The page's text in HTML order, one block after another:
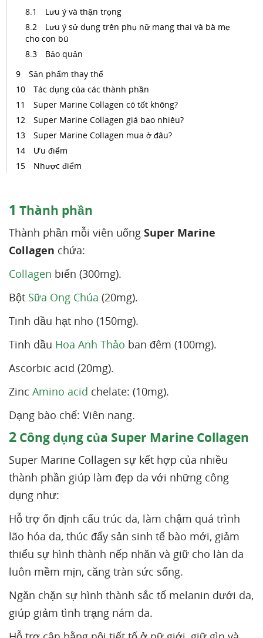
Lưu ý và thận trọng
Lưu ý sử dụng trên phụ nữ mang thai và bà mẹ
cho con bú
Bảo quản
Sản phẩm thay thế
Tác dụng của các thành phần
Super Marine Collagen có tốt không?
Super Marine Collagen giá bao nhiêu?
Super Marine Collagen mua ở đâu?
Ưu điểm
Nhược điểm
1 Thành phần
Thành phần mỗi viên uống Super Marine
Collagen chứa:
Collagen biển (300mg).
Bột Sữa Ong Chúa (20mg).
Tinh dầu hạt nho (150mg).
Tinh dầu Hoa Anh Thảo ban đêm (100mg).
Ascorbic acid (20mg).
Zinc Amino acid chelate: (10mg).
Dạng bào chế: Viên nang.
2 Công dụng của Super Marine Collagen
Super Marine Collagen sự kết hợp của nhiều
thành phần giúp làm đẹp da với những công
dụng như:
Hỗ trợ ổn định cấu trúc da, làm chậm quá trình
lão hóa da, thúc đẩy sản sinh tế bào mới, giảm
thiểu sự hình thành nếp nhăn và giữ cho làn da
luôn mềm mịn, căng tràn sức sống.
Ngăn chặn sự hình thành sắc tố melanin dưới da,
giúp giảm tình trạng nám da.